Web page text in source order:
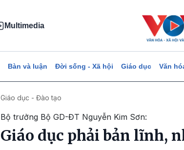
Multimedia
Bàn và luận Đời sống - Xã hội Giáo dục Văn
Giáo dục - Đào tạo
Bộ trưởng Bộ GD-ĐT Nguyễn Kim Sơn:
Giáo dục phải bản lĩnh,